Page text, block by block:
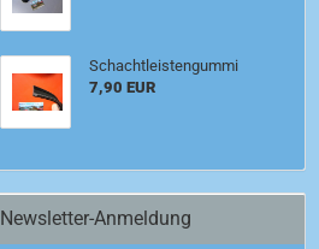
Schachtleistengummi
7,90 EUR
Newsletter-Anmeldung